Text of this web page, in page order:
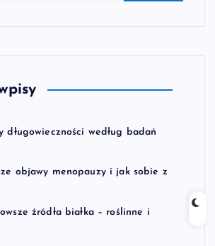
długowieczności według badań
objawy menopauzy i jak sobie z
źródła białka – roślinne i